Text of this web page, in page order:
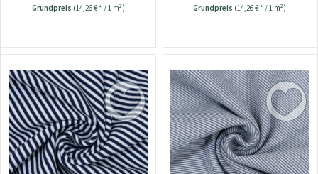
Grundpreis (14,26 € * / 1 m²) Grundpreis (14,26 € * / 1 m²)